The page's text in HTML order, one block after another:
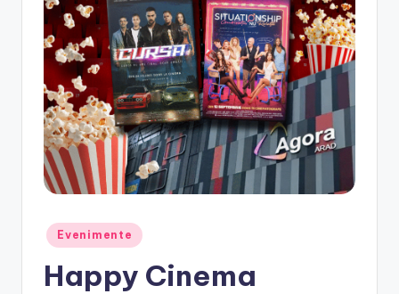
o
Posted
Evenimente
Happy Cinema